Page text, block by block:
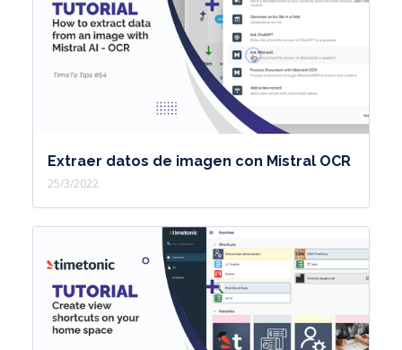
Extraer datos de imagen con Mistral OCR
25/3/2022